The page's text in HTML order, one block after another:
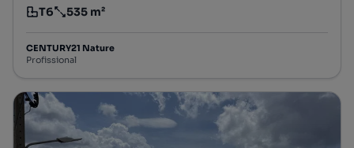
Tipologia
T6
Preço por metro quadrado
535 m²
CENTURY21 Nature
Profissional